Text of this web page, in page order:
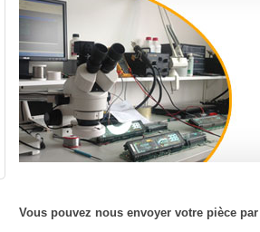
Vous pouvez nous envoyer votre pièce